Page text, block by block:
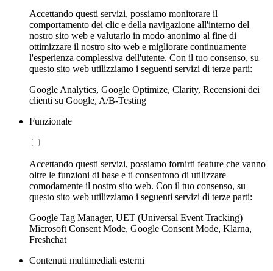
Accettando questi servizi, possiamo monitorare il
comportamento dei clic e della navigazione all'interno del
nostro sito web e valutarlo in modo anonimo al fine di
ottimizzare il nostro sito web e migliorare continuamente
l'esperienza complessiva dell'utente. Con il tuo consenso, su
questo sito web utilizziamo i seguenti servizi di terze parti:
Google Analytics, Google Optimize, Clarity, Recensioni dei
clienti su Google, A/B-Testing
Funzionale
Accettando questi servizi, possiamo fornirti feature che vanno
oltre le funzioni di base e ti consentono di utilizzare
comodamente il nostro sito web. Con il tuo consenso, su
questo sito web utilizziamo i seguenti servizi di terze parti:
Google Tag Manager, UET (Universal Event Tracking)
Microsoft Consent Mode, Google Consent Mode, Klarna,
Freshchat
Contenuti multimediali esterni